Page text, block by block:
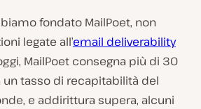
fondato MailPoet, non
legate all’email deliverability
MailPoet consegna più di 30
tasso di recapitabilità del
e addirittura supera, alcuni